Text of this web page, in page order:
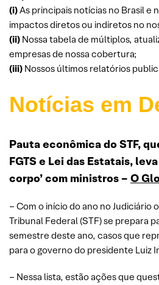
(i)As principais notícias no Brasil e
impactos diretos ou indiretos no
(ii) Nossa tabela de múltiplos,
empresas de nossa cobertura;
(iii) Nossos últimos relatórios
Notícias em
Pauta econômica do STF,
FGTS e Lei das Estatais,
corpo’ com ministros – O
– Com o início do ano no Judiciário
Tribunal Federal (STF) se prepara
semestre deste ano, casos que
para o governo do presidente Luiz
– Nessa lista, estão ações que